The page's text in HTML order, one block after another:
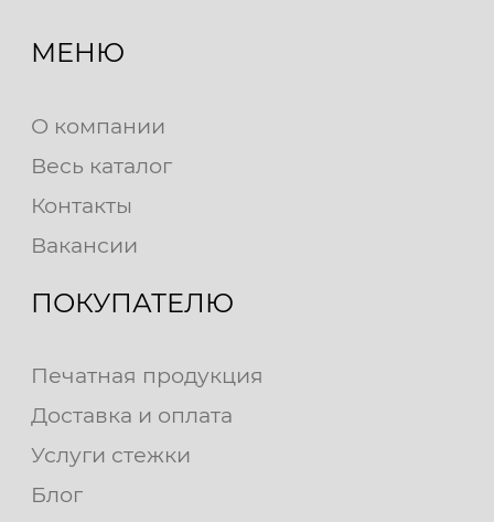
МЕНЮ
О компании
Весь каталог
Контакты
Вакансии
ПОКУПАТЕЛЮ
Печатная продукция
Доставка и оплата
Услуги стежки
Блог